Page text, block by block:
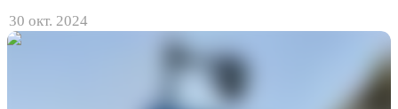
30 окт. 2024